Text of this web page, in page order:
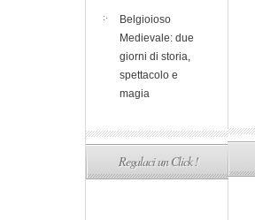
Belgioioso
Medievale: due
giorni di storia,
spettacolo e
magia
Regalaci un Click !